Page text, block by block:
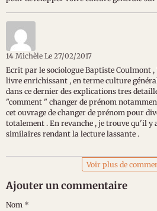
14 Michèle Le 27/02/2017
Ecrit par le sociologue Baptiste Coulmont
livre enrichissant , en terme culture
dans ce dernier des explications tres
"comment " changer de prénom
cet ouvrage de changer de prénom pour
totalement . En revanche , je trouve qu'il y
similaires rendant la lecture lassante .
Voir plus de
Ajouter un commentaire
Nom